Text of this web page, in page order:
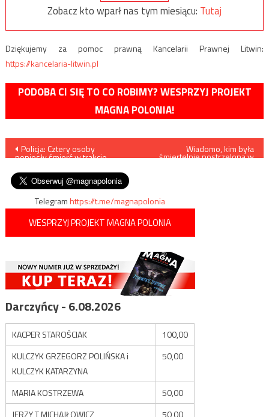
Zobacz kto wparł nas tym miesiącu: Tutaj
Dziękujemy za pomoc prawną Kancelarii Prawnej Litwin:
https://kancelaria-litwin.pl
PODOBA CI SIĘ TO CO ROBIMY? WESPRZYJ PROJEKT
MAGNA POLONIA!
Nawigacja
wpisu
Policja: Cztery osoby
poniosły śmierć w trakcie
Wiadomo, kim była
śmiertelnie postrzelona w
Telegramhttps://t.me/magnapolonia
WESPRZYJ PROJEKT MAGNA POLONIA
Darczyńcy - 6.08.2026
KACPER STAROŚCIAK
100,00
KULCZYK GRZEGORZ POLIŃSKA i
KULCZYK KATARZYNA
50,00
MARIA KOSTRZEWA
50,00
JERZY T MICHAJŁOWICZ
50,00